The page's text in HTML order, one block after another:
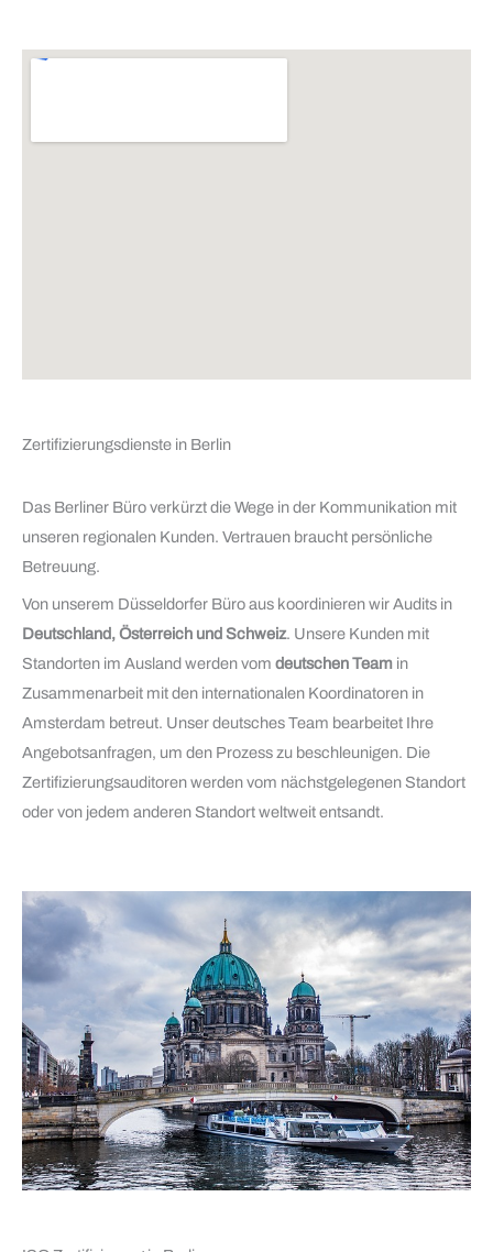
Zertifizierungsdienste in Berlin
Das Berliner Büro verkürzt die Wege in der Kommunikation mit
unseren regionalen Kunden. Vertrauen braucht persönliche
Betreuung.
Von unserem Düsseldorfer Büro aus koordinieren wir Audits in
Deutschland, Österreich und Schweiz. Unsere Kunden mit
Standorten im Ausland werden vom deutschen Team in
Zusammenarbeit mit den internationalen Koordinatoren in
Amsterdam betreut. Unser deutsches Team bearbeitet Ihre
Angebotsanfragen, um den Prozess zu beschleunigen. Die
Zertifizierungsauditoren werden vom nächstgelegenen Standort
oder von jedem anderen Standort weltweit entsandt.